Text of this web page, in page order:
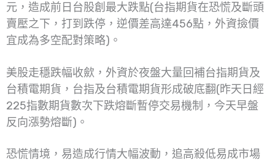
元，造成前日台股創最大跌點(台指期貨在恐慌及斷頭
賣壓之下，打到跌停，逆價差高達456點，外資撿價
宜成為多空配對策略)。
美股走穩跌幅收歛，外資於夜盤大量回補台指期貨及
台積電期貨，台指及台積電期貨形成破底翻(昨天日經
225指數期貨數次下跌熔斷暫停交易機制，今天早盤
反向漲勢熔斷)。
恐慌情境，易造成行情大幅波動，追高殺低易成市場